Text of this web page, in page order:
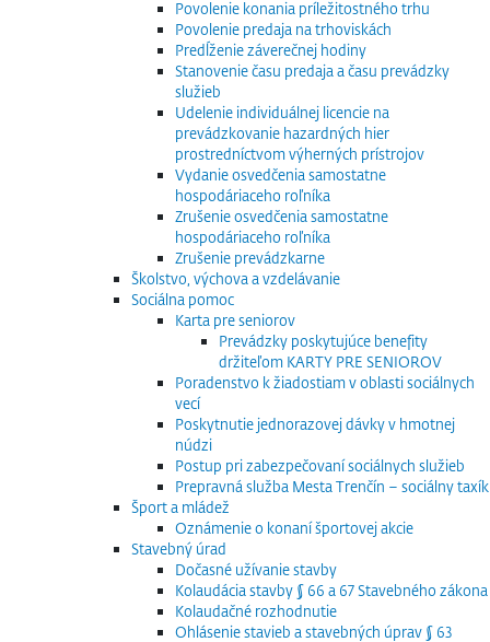
Povolenie konania príležitostného trhu
Povolenie predaja na trhoviskách
Predĺženie záverečnej hodiny
Stanovenie času predaja a času prevádzky
služieb
Udelenie individuálnej licencie na
prevádzkovanie hazardných hier
prostredníctvom výherných prístrojov
Vydanie osvedčenia samostatne
hospodáriaceho roľníka
Zrušenie osvedčenia samostatne
hospodáriaceho roľníka
Zrušenie prevádzkarne
Školstvo, výchova a vzdelávanie
Sociálna pomoc
Karta pre seniorov
Prevádzky poskytujúce benefity
držiteľom KARTY PRE SENIOROV
Poradenstvo k žiadostiam v oblasti sociálnych
vecí
Poskytnutie jednorazovej dávky v hmotnej
núdzi
Postup pri zabezpečovaní sociálnych služieb
Prepravná služba Mesta Trenčín – sociálny taxík
Šport a mládež
Oznámenie o konaní športovej akcie
Stavebný úrad
Dočasné užívanie stavby
Kolaudácia stavby § 66 a 67 Stavebného zákona
Kolaudačné rozhodnutie
Ohlásenie stavieb a stavebných úprav § 63